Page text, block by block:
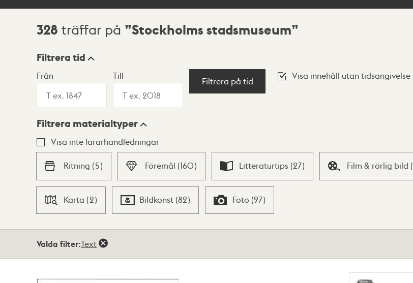
Sökresultat
328 träffar på Stockholms stadsmuseum
Visningsläge
Lista Karta
Filtrera tid
Från Till
Filtrera på tid
Visa innehåll utan tidsangivelse
Filtrera materialtyper
Visa inte lärarhandledningar
Ritning (5) Föremål (160) Litteraturtips (27) Film & rörlig bild (
Karta (2) Bildkonst (82) Foto (97)
träffarValda filter:Text